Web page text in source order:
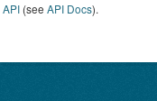
API (see API Docs).